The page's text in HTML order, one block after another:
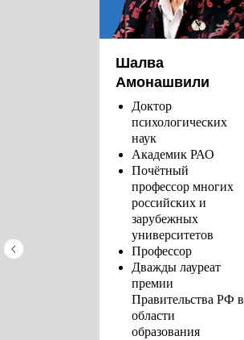
Шалва
Амонашвили
Доктор
психологических
наук
Академик РАО
Почётный
профессор многих
российских и
зарубежных
университетов
Профессор
Дважды лауреат
премии
Правительства РФ в
области
образования
ПРИНИМАТЬ ЛЮБОГО РЕБЁНКА
ТАКИМ, КАКОЙ ОН ЕСТЬ И НЕ
ЛОМАТЬ ЕГО ВОЛЮ
ПРОЯВЛЯТЬ ПРЕДАННОСТЬ И
ИСКРЕННОСТЬ В ОТНОШЕНИИ